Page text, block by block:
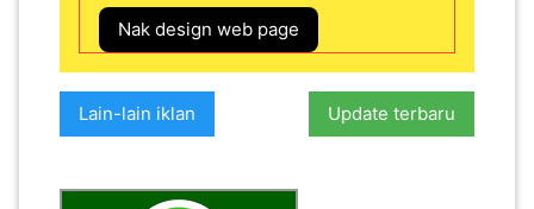
Nak design web page
Lain-lain iklan Update terbaru